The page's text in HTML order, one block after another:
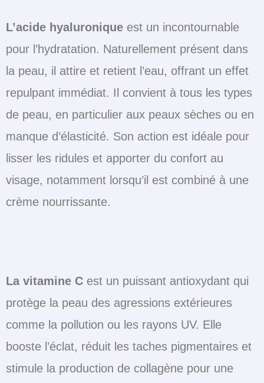
L’acide hyaluronique est un incontournable
pour l’hydratation. Naturellement présent dans
la peau, il attire et retient l’eau, offrant un effet
repulpant immédiat. Il convient à tous les types
de peau, en particulier aux peaux sèches ou en
manque d’élasticité. Son action est idéale pour
lisser les ridules et apporter du confort au
visage, notamment lorsqu’il est combiné à une
crème nourrissante.
La vitamine C est un puissant antioxydant qui
protège la peau des agressions extérieures
comme la pollution ou les rayons UV. Elle
booste l’éclat, réduit les taches pigmentaires et
stimule la production de collagène pour une